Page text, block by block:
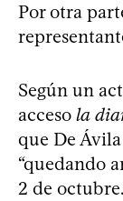
Por otra
Según un
acceso la
que De
“quedando
2 de